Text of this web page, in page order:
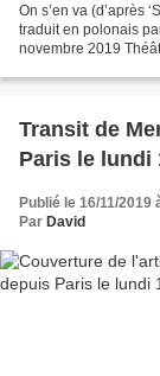
On s’en va (d’après
traduit en polonais
novembre 2019
Transit de
Paris le lundi
Publié le 16/11/2019
Par David